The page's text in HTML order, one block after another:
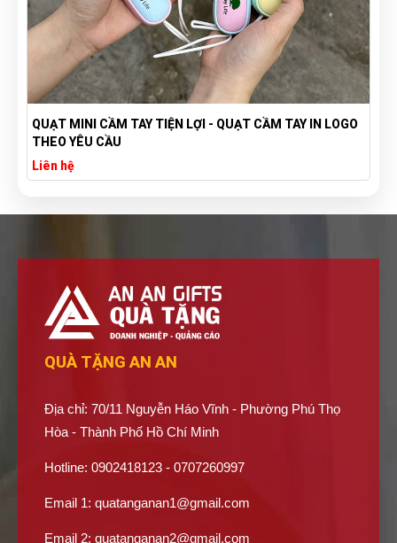
QUẠT MINI CẦM TAY TIỆN LỢI - QUẠT CẦM TAY IN LOGO
THEO YÊU CẦU
Liên hệ
QUÀ TẶNG AN AN
Địa chỉ: 70/11 Nguyễn Háo Vĩnh - Phường Phú Thọ
Hòa - Thành Phố Hồ Chí Minh
Hotline: 0902418123 - 0707260997
Email 1: quatanganan1@gmail.com
Email 2: quatanganan2@gmail.com